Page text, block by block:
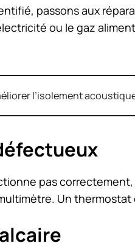
passons aux
ou le gaz
l’isolement
pas correctement,
Un